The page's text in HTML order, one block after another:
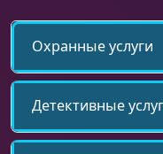
Охранные услуги
Детективные